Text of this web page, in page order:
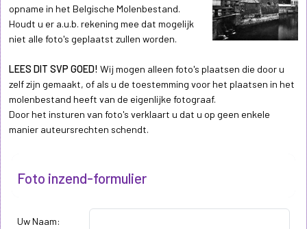
opname in het Belgische Molenbestand.
Houdt u er a.u.b. rekening mee dat mogelijk
niet alle foto's geplaatst zullen worden.
LEES DIT SVP GOED! Wij mogen alleen foto's plaatsen die door u
zelf zijn gemaakt, of als u de toestemming voor het plaatsen in het
molenbestand heeft van de eigenlijke fotograaf.
Door het insturen van foto's verklaart u dat u op geen enkele
manier auteursrechten schendt.
Foto inzend-formulier
Uw Naam: